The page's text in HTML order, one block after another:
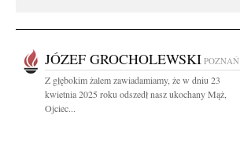
JÓZEF GROCHOLEWSKI POZNAŃ
Z głębokim żalem zawiadamiamy, że w dniu 23
kwietnia 2025 roku odszedł nasz ukochany Mąż,
Ojciec...